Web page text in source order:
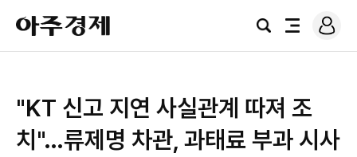
아
주
경
검
전
로
그
"KT 신고 지연 사실관계 따져 조
치"…류제명 차관, 과태료 부과 시사